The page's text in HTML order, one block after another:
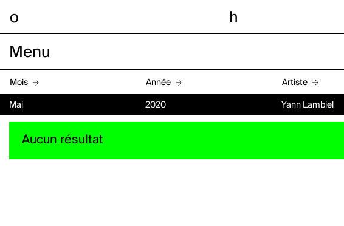
o h
Menu
Mois Année Artiste
Mai 2020 Yann Lambiel
Aucun résultat